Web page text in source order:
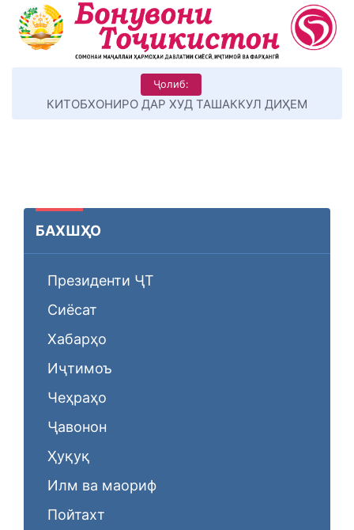
Ҷолиб:
КИТОБХОНИРО ДАР ХУД ТАШАККУЛ ДИҲЕМ
БАХШҲО
Президенти ҶТ
Сиёсат
Хабарҳо
Иҷтимоъ
Чеҳраҳо
Ҷавонон
Ҳуқуқ
Илм ва маориф
Пойтахт